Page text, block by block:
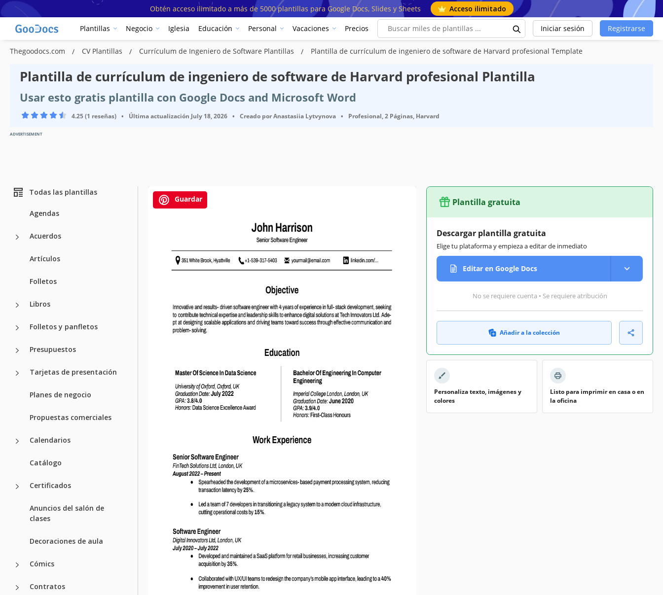
Obtén acceso ilimitado a más de 5000 plantillas para Google Docs, Slides y Sheets Acceso ilimitado
Plantillas Negocio Iglesia Educación Personal Vacaciones Precios Iniciar sesión Registrarse
Thegoodocs.com CV Plantillas Currículum de Ingeniero de Software Plantillas Plantilla de currículum de ingeniero de software de Harvard profesional Template
Plantilla de currículum de ingeniero de software de Harvard profesional Plantilla
Usar esto gratis plantilla con Google Docs and Microsoft Word
4.25 (1 reseñas) • Última actualización July 18, 2026 • Creado porAnastasiia Lytvynova • Profesional, 2 Páginas, Harvard
ADVERTISEMENT
Todas las plantillas
Agendas
Acuerdos
Artículos
Folletos
Libros
Folletos y panfletos
Presupuestos
Tarjetas de presentación
Planes de negocio
Propuestas comerciales
Calendarios
Catálogo
Certificados
Anuncios del salón de
clases
Decoraciones de aula
Cómics
Contratos
Guardar Plantilla gratuita
Descargar plantilla gratuita
Elige tu plataforma y empieza a editar de inmediato
Editar en Google Docs
No se requiere cuenta • Se requiere atribución
Añadir a la colección
Personaliza texto, imágenes y
colores
Listo para imprimir en casa o en
la oficina